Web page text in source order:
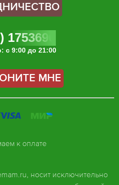
1753696
с 9:00 до 21:00
МНЕ
носит исключительно
к оплате